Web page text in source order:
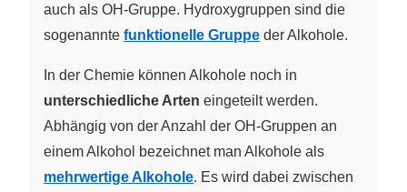
auch als OH-Gruppe. Hydroxygruppen sind die
sogenannte funktionelle Gruppe der Alkohole.
In der Chemie können Alkohole noch in
unterschiedliche Arten eingeteilt werden.
Abhängig von der Anzahl der OH-Gruppen an
einem Alkohol bezeichnet man Alkohole als
mehrwertige Alkohole. Es wird dabei zwischen